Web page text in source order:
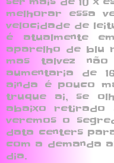
melhorar essa
velocidade de
é atualmente
aparelho de blu
mas talvez
aumentaria de
ainda é pouco
truque ai, se
abaixo retirado
veremos o
data centers
com a demanda
dia.